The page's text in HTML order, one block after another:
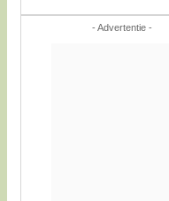
- Advertentie -